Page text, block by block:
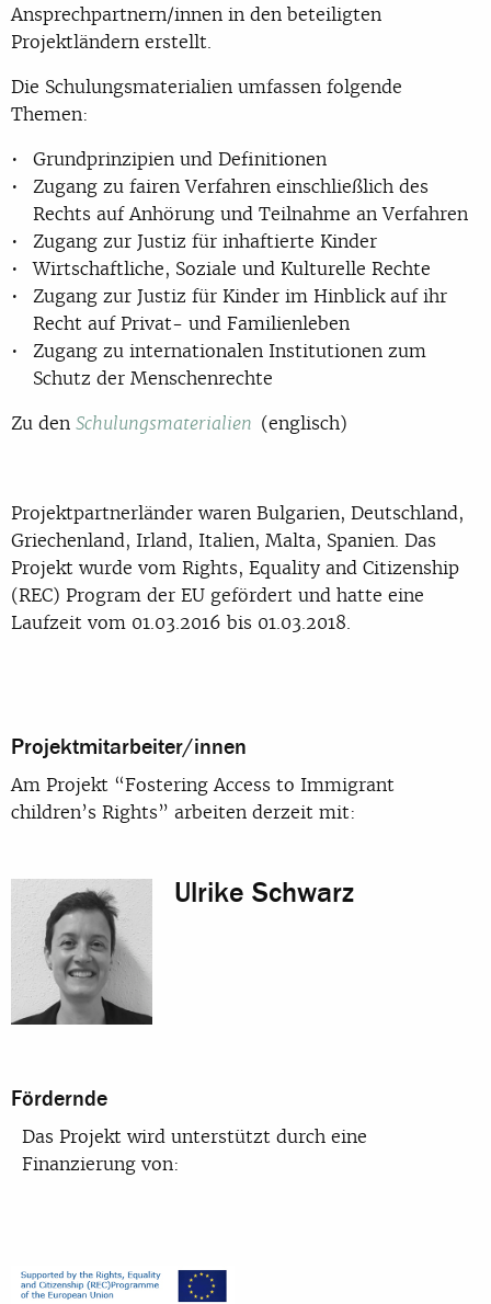
Ansprechpartnern/innen in den beteiligten
Projektländern erstellt.
Die Schulungsmaterialien umfassen folgende
Themen:
Grundprinzipien und Definitionen
Zugang zu fairen Verfahren einschließlich des
Rechts auf Anhörung und Teilnahme an Verfahren
Zugang zur Justiz für inhaftierte Kinder
Wirtschaftliche, Soziale und Kulturelle Rechte
Zugang zur Justiz für Kinder im Hinblick auf ihr
Recht auf Privat- und Familienleben
Zugang zu internationalen Institutionen zum
Schutz der Menschenrechte
Zu den Schulungsmaterialien (englisch)
Projektpartnerländer waren Bulgarien, Deutschland,
Griechenland, Irland, Italien, Malta, Spanien. Das
Projekt wurde vom Rights, Equality and Citizenship
(REC) Program der EU gefördert und hatte eine
Laufzeit vom 01.03.2016 bis 01.03.2018.
Projektmitarbeiter/innen
Am Projekt “Fostering Access to Immigrant
children’s Rights” arbeiten derzeit mit:
Ulrike Schwarz
Fördernde
Das Projekt wird unterstützt durch eine
Finanzierung von: